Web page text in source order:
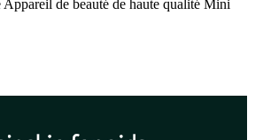
de beauté de haute qualité Mini